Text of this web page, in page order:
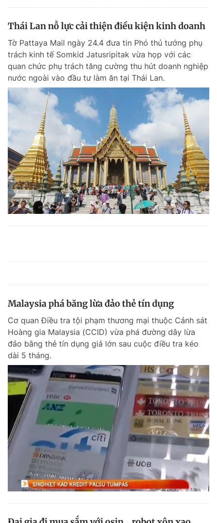
Thái Lan nỗ lực cải thiện điều kiện kinh doanh
Tờ Pattaya Mail ngày 24.4 đưa tin Phó thủ tướng phụ
trách kinh tế Somkid Jatusripitak vừa họp với các
quan chức phụ trách tăng cường thu hút doanh nghiệp
nước ngoài vào đầu tư làm ăn tại Thái Lan.
Malaysia phá băng lừa đảo thẻ tín dụng
Cơ quan Điều tra tội phạm thương mại thuộc Cảnh sát
Hoàng gia Malaysia (CCID) vừa phá đường dây lừa
đảo bằng thẻ tín dụng giả lớn sau cuộc điều tra kéo
dài 5 tháng.